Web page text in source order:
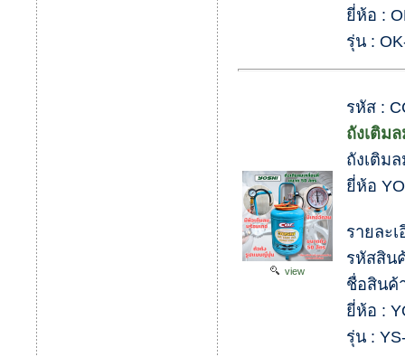
ยี่ห้อ :
รุ่น :
view
รหัส :
ถังเติม
ถังเติม
ยี่ห้อ
รายละ
รหัสสิน
ชื่อสินค้
ยี่ห้อ :
รุ่น :